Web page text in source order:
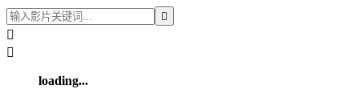



loading...